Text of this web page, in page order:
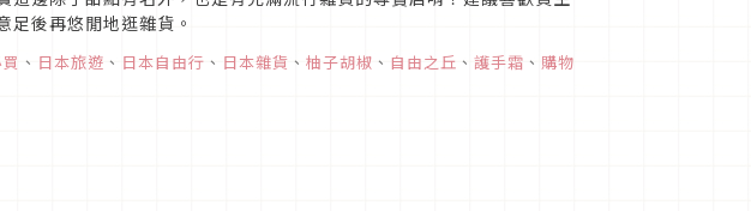
足後再悠閒地逛雜貨。
、 日本旅遊 、 日本自由行 、 日本雜貨 、 柚子胡椒 、 自由之丘 、 護手霜 、 購物